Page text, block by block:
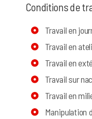
Conditions de
Travail en
Travail en
Travail en
Travail sur
Travail en
Manipulation